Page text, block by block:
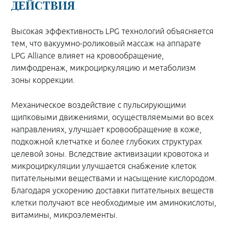
ДЕЙСТВИЯ
Высокая эффективность LPG технологий объясняется
тем, что вакуумно-роликовый массаж на аппарате
LPG Alliance влияет на кровообращение,
лимфодренаж, микроциркуляцию и метаболизм
зоны коррекции.
Механическое воздействие с пульсирующими
щипковыми движениями, осуществляемыми во всех
направлениях, улучшает кровообращение в коже,
подкожной клетчатке и более глубоких структурах
целевой зоны. Вследствие активизации кровотока и
микроциркуляции улучшается снабжение клеток
питательными веществами и насыщение кислородом.
Благодаря ускорению доставки питательных веществ
клетки получают все необходимые им аминокислоты,
витамины, микроэлементы.